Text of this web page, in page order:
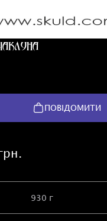
ПОВІДОМИТИ
930 г